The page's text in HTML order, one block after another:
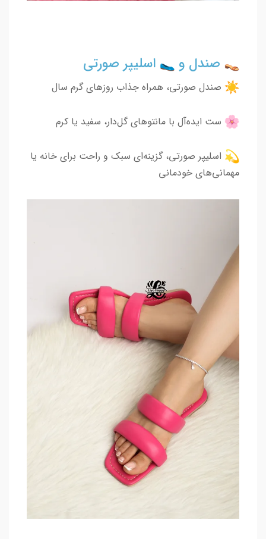
صندل و اسلیپر صورتی
صندل صورتی، همراه جذاب روزهای گرم سال
ست ایده‌آل با مانتوهای گل‌دار، سفید یا کرم
اسلیپر صورتی، گزینه‌ای سبک و راحت برای خانه یا
مهمانی‌های خودمانی